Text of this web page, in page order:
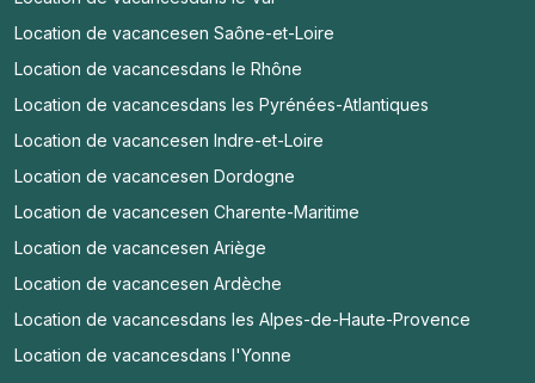
Location de vacancesen Saône-et-Loire
Location de vacancesdans le Rhône
Location de vacancesdans les Pyrénées-Atlantiques
Location de vacancesen Indre-et-Loire
Location de vacancesen Dordogne
Location de vacancesen Charente-Maritime
Location de vacancesen Ariège
Location de vacancesen Ardèche
Location de vacancesdans les Alpes-de-Haute-Provence
Location de vacancesdans l'Yonne